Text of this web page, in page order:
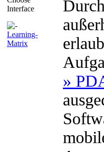
Interface
Learning-
Matrix
»